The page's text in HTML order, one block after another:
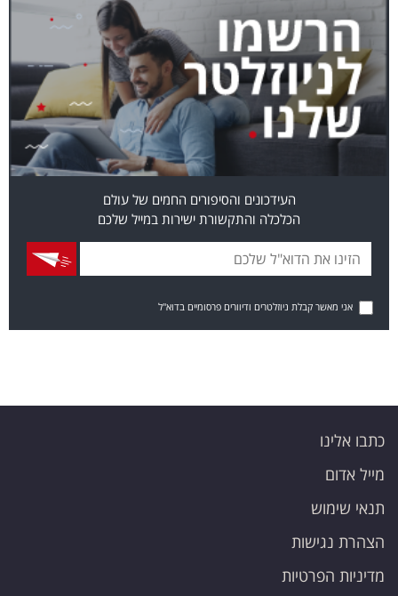
העידכונים והסיפורים החמים של עולם
הכלכלה והתקשורת ישירות במייל שלכם
אני מאשר קבלת ניוזלטרים ודיוורים פרסומיים בדוא"ל
כתבו אלינו
מייל אדום
תנאי שימוש
הצהרת נגישות
מדיניות הפרטיות